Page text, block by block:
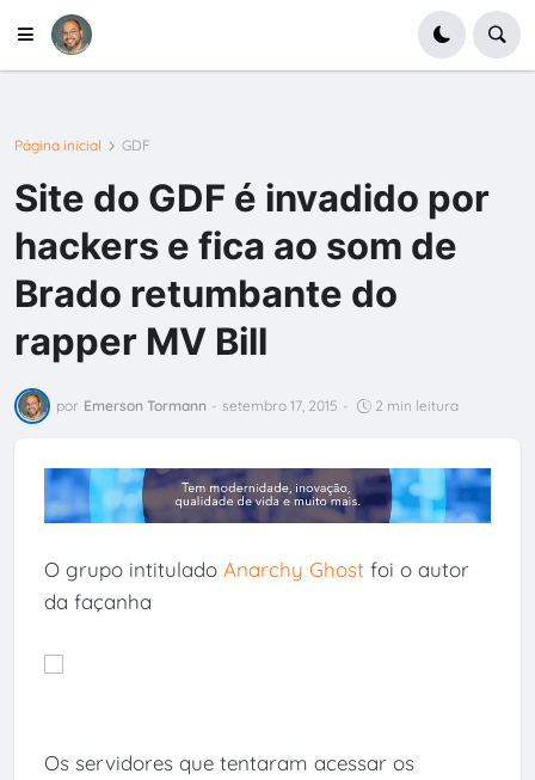
Página inicial GDF
Site do GDF é invadido por
hackers e fica ao som de
Brado retumbante do
rapper MV Bill
por Emerson Tormann - setembro 17, 2015 - 2 min leitura
O grupo intitulado Anarchy Ghost foi o autor
da façanha
Os servidores que tentaram acessar os